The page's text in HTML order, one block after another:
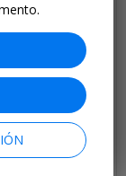
de
y
tu
y